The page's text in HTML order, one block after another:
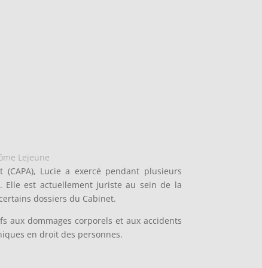
Lejeune
Lucie a exercé pendant plusieurs
Elle est actuellement juriste au sein de la
dossiers du Cabinet.
aux dommages corporels et aux accidents
en droit des personnes.